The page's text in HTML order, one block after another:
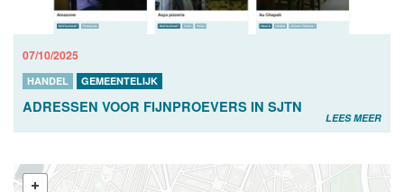
07/10/2025
HANDEL GEMEENTELIJK
ADRESSEN VOOR FIJNPROEVERS IN SJTN
LEES MEER